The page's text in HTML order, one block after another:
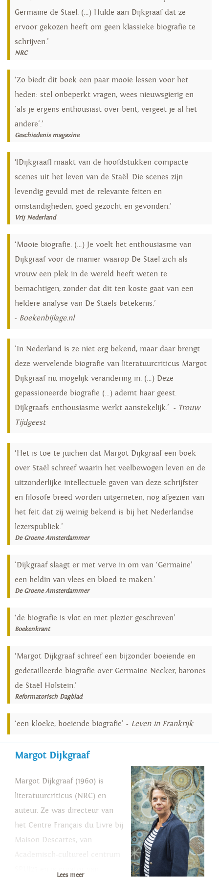
Germaine de Staël. (…) Hulde aan Dijkgraaf dat ze
ervoor gekozen heeft om geen klassieke biografie te
schrijven.’
NRC
‘Zo biedt dit boek een paar mooie lessen voor het
heden: stel onbeperkt vragen, wees nieuwsgierig en
'als je ergens enthousiast over bent, vergeet je al het
andere'.’
Geschiedenis magazine
‘[Dijkgraaf] maakt van de hoofdstukken compacte
scenes uit het leven van de Staël. Die scenes zijn
levendig gevuld met de relevante feiten en
omstandigheden, goed gezocht en gevonden.’ -
Vrij Nederland
‘Mooie biografie. (…) Je voelt het enthousiasme van
Dijkgraaf voor de manier waarop De Staël zich als
vrouw een plek in de wereld heeft weten te
bemachtigen, zonder dat dit ten koste gaat van een
heldere analyse van De Staëls betekenis.’
- Boekenbijlage.nl
'In Nederland is ze niet erg bekend, maar daar brengt
deze wervelende biografie van literatuurcriticus Margot
Dijkgraaf nu mogelijk verandering in. (…) Deze
gepassioneerde biografie (…) ademt haar geest.
Dijkgraafs enthousiasme werkt aanstekelijk.' - Trouw
Tijdgeest
‘Het is toe te juichen dat Margot Dijkgraaf een boek
over Staël schreef waarin het veelbewogen leven en de
uitzonderlijke intellectuele gaven van deze schrijfster
en filosofe breed worden uitgemeten, nog afgezien van
het feit dat zij weinig bekend is bij het Nederlandse
lezerspubliek.’
De Groene Amsterdammer
'Dijkgraaf slaagt er met verve in om van ‘Germaine’
een heldin van vlees en bloed te maken.'
De Groene Amsterdammer
‘de biografie is vlot en met plezier geschreven’
Boekenkrant
‘Margot Dijkgraaf schreef een bijzonder boeiende en
gedetailleerde biografie over Germaine Necker, barones
de Staël Holstein.’
Reformatorisch Dagblad
‘een kloeke, boeiende biografie’ - Leven in Frankrijk
Margot Dijkgraaf
Margot Dijkgraaf (1960) is
literatuurcriticus (NRC) en
auteur. Ze was directeur van
het Centre Français du Livre bij
Maison Descartes, van
Lees meer